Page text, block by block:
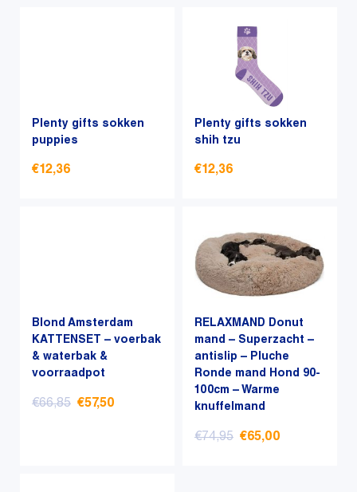
Plenty gifts sokken
puppies
€12,36
optie
kan
gekozen
worden
op
Plenty gifts sokken
shih tzu
€12,36
heeft
meerdere
variaties.
optie
kan
gekozen
worden
op
productpagina
Blond Amsterdam
KATTENSET – voerbak
& waterbak &
voorraadpot
€66,85 Oorspronkelijke
€57,50Huidige
RELAXMAND Donut
mand – Superzacht –
antislip – Pluche
Ronde mand Hond 90-
100cm – Warme
knuffelmand
€74,95 Oorspronkelijke
€65,00Huidige